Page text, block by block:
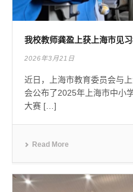
我校教师龚盈上获上海市见
2026年3月21日
近日，上海市教育委员会与
会公布了2025年上海市中小
大赛 […]
Read More